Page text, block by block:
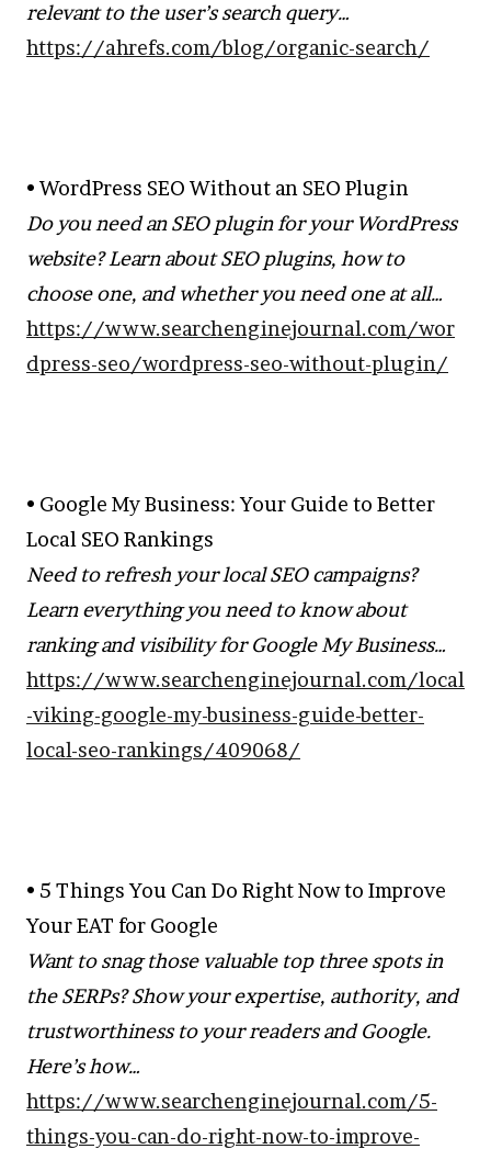
relevant to the user’s search query…
https://ahrefs.com/blog/organic-search/
• WordPress SEO Without an SEO Plugin
Do you need an SEO plugin for your WordPress
website? Learn about SEO plugins, how to
choose one, and whether you need one at all…
https://www.searchenginejournal.com/wor
dpress-seo/wordpress-seo-without-plugin/
• Google My Business: Your Guide to Better
Local SEO Rankings
Need to refresh your local SEO campaigns?
Learn everything you need to know about
ranking and visibility for Google My Business…
https://www.searchenginejournal.com/local
-viking-google-my-business-guide-better-
local-seo-rankings/409068/
• 5 Things You Can Do Right Now to Improve
Your EAT for Google
Want to snag those valuable top three spots in
the SERPs? Show your expertise, authority, and
trustworthiness to your readers and Google.
Here’s how…
https://www.searchenginejournal.com/5-
things-you-can-do-right-now-to-improve-